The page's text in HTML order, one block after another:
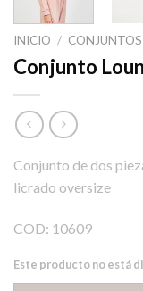
INICIO / CONJUNTOS
Conjunto
Conjunto de dos
licrado oversize
COD: 10609
Este producto no está